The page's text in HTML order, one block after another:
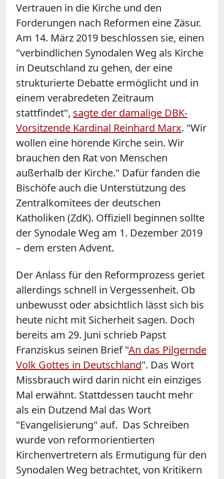
Vertrauen in die Kirche und den
Forderungen nach Reformen eine Zäsur.
Am 14. März 2019 beschlossen sie, einen
"verbindlichen Synodalen Weg als Kirche
in Deutschland zu gehen, der eine
strukturierte Debatte ermöglicht und in
einem verabredeten Zeitraum
stattfindet", sagte der damalige DBK-
Vorsitzende Kardinal Reinhard Marx. "Wir
wollen eine hörende Kirche sein. Wir
brauchen den Rat von Menschen
außerhalb der Kirche." Dafür fanden die
Bischöfe auch die Unterstützung des
Zentralkomitees der deutschen
Katholiken (ZdK). Offiziell beginnen sollte
der Synodale Weg am 1. Dezember 2019
– dem ersten Advent.
Der Anlass für den Reformprozess geriet
allerdings schnell in Vergessenheit. Ob
unbewusst oder absichtlich lässt sich bis
heute nicht mit Sicherheit sagen. Doch
bereits am 29. Juni schrieb Papst
Franziskus seinen Brief "An das Pilgernde
Volk Gottes in Deutschland". Das Wort
Missbrauch wird darin nicht ein einziges
Mal erwähnt. Stattdessen taucht mehr
als ein Dutzend Mal das Wort
"Evangelisierung" auf. Das Schreiben
wurde von reformorientierten
Kirchenvertretern als Ermutigung für den
Synodalen Weg betrachtet, von Kritikern